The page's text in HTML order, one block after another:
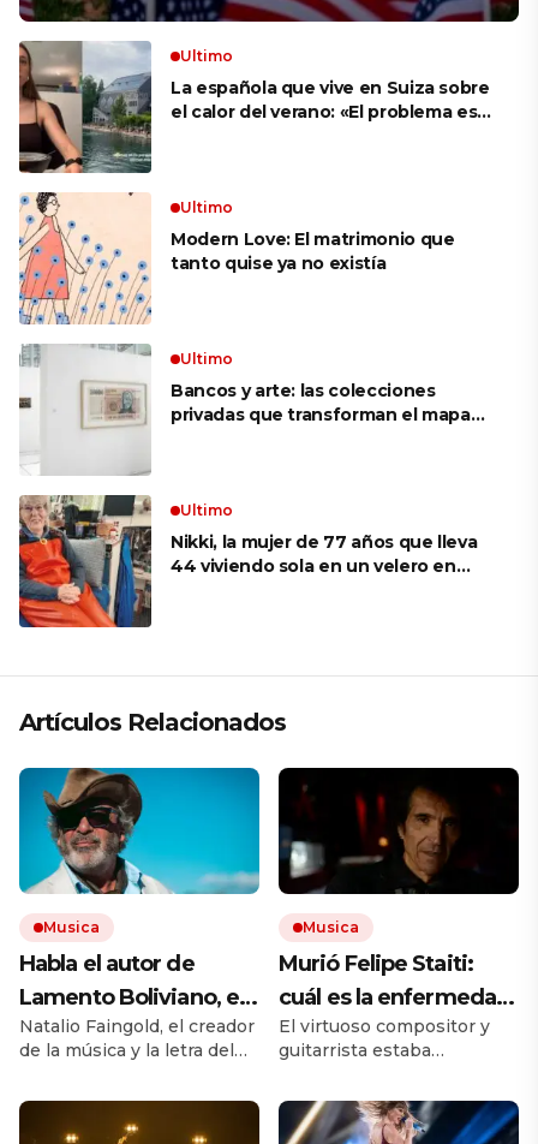
Ultimo
La española que vive en Suiza sobre
el calor del verano: «El problema es
Ultimo
Modern Love: El matrimonio que
tanto quise ya no existía
Ultimo
Bancos y arte: las colecciones
privadas que transforman el mapa
Ultimo
Nikki, la mujer de 77 años que lleva
44 viviendo sola en un velero en
Artículos Relacionados
Musica
Habla el autor de
Lamento Boliviano, el
primer tema de rock
argentino que logró el
billón de escuchas en
Spotify gracias a los
Natalio Faingold, el creador
de la música y la letra del
mendocina, habló con
Clarín. Empezó como un
Musica
Murió Felipe Staiti:
cuál es la enfermedad
autoinmune que tenía
el fundador de los
Enanitos Verdes
El virtuoso compositor y
guitarrista estaba
Italiano de Mendoza. Había
asumido el rol de líder de la